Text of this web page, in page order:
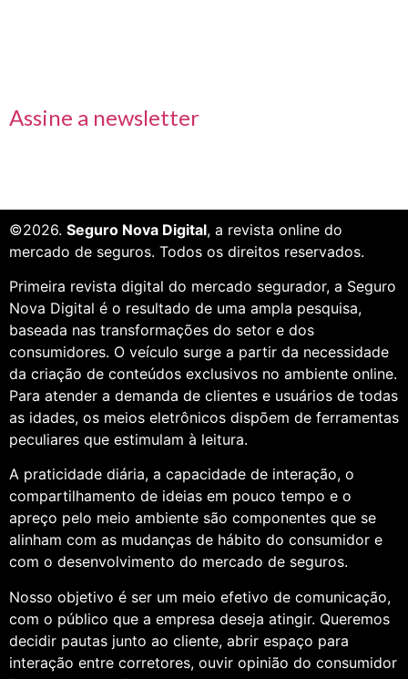
Assine a newsletter
©2026. Seguro Nova Digital, a revista online do
mercado de seguros. Todos os direitos reservados.
Primeira revista digital do mercado segurador, a Seguro
Nova Digital é o resultado de uma ampla pesquisa,
baseada nas transformações do setor e dos
consumidores. O veículo surge a partir da necessidade
da criação de conteúdos exclusivos no ambiente online.
Para atender a demanda de clientes e usuários de todas
as idades, os meios eletrônicos dispõem de ferramentas
peculiares que estimulam à leitura.
A praticidade diária, a capacidade de interação, o
compartilhamento de ideias em pouco tempo e o
apreço pelo meio ambiente são componentes que se
alinham com as mudanças de hábito do consumidor e
com o desenvolvimento do mercado de seguros.
Nosso objetivo é ser um meio efetivo de comunicação,
com o público que a empresa deseja atingir. Queremos
decidir pautas junto ao cliente, abrir espaço para
interação entre corretores, ouvir opinião do consumidor